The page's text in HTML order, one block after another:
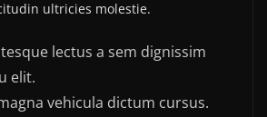
ultricies molestie.
lectus a sem dignissim
elit.
vehicula dictum cursus.